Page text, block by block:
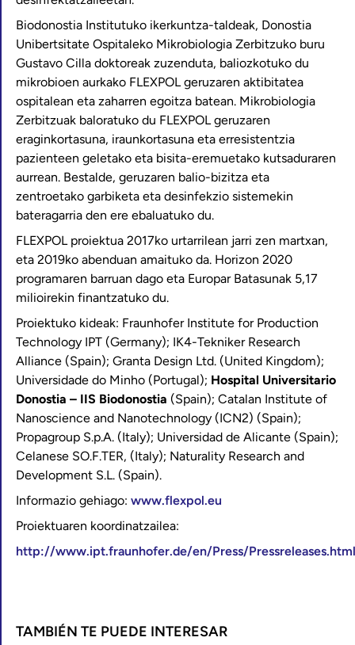
Biodonostia Institutuko ikerkuntza-taldeak, Donostia
Unibertsitate Ospitaleko Mikrobiologia Zerbitzuko buru
Gustavo Cilla doktoreak zuzenduta, baliozkotuko du
mikrobioen aurkako FLEXPOL geruzaren aktibitatea
ospitalean eta zaharren egoitza batean. Mikrobiologia
Zerbitzuak baloratuko du FLEXPOL geruzaren
eraginkortasuna, iraunkortasuna eta erresistentzia
pazienteen geletako eta bisita-eremuetako kutsaduraren
aurrean. Bestalde, geruzaren balio-bizitza eta
zentroetako garbiketa eta desinfekzio sistemekin
bateragarria den ere ebaluatuko du.
FLEXPOL proiektua 2017ko urtarrilean jarri zen martxan,
eta 2019ko abenduan amaituko da. Horizon 2020
programaren barruan dago eta Europar Batasunak 5,17
milioirekin finantzatuko du.
Proiektuko kideak: Fraunhofer Institute for Production
Technology IPT (Germany); IK4-Tekniker Research
Alliance (Spain); Granta Design Ltd. (United Kingdom);
Universidade do Minho (Portugal); Hospital Universitario
Donostia – IIS Biodonostia (Spain); Catalan Institute of
Nanoscience and Nanotechnology (ICN2) (Spain);
Propagroup S.p.A. (Italy); Universidad de Alicante (Spain);
Celanese SO.F.TER, (Italy); Naturality Research and
Development S.L. (Spain).
Informazio gehiago: www.flexpol.eu
Proiektuaren koordinatzailea:
http://www.ipt.fraunhofer.de/en/Press/Pressreleases.html
TAMBIÉN TE PUEDE INTERESAR